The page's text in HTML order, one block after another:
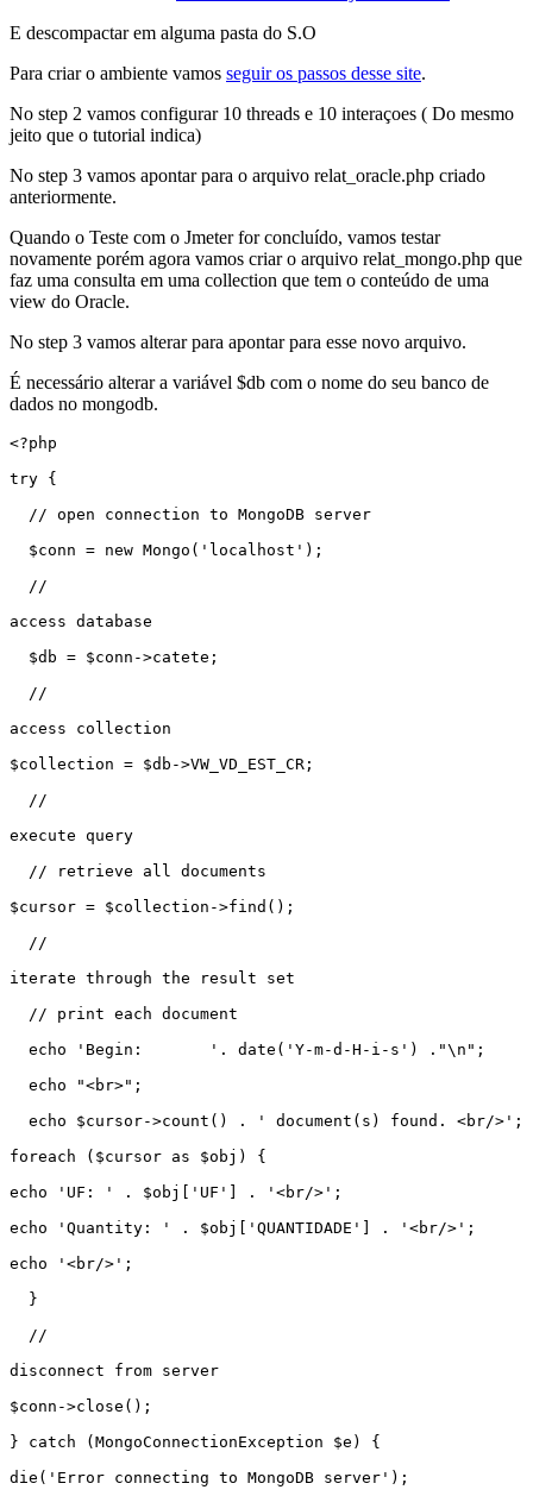
E descompactar em alguma pasta do S.O
Para criar o ambiente vamos seguir os passos desse site.
No step 2 vamos configurar 10 threads e 10 interaçoes ( Do mesmo
jeito que o tutorial indica)
No step 3 vamos apontar para o arquivo relat_oracle.php criado
anteriormente.
Quando o Teste com o Jmeter for concluído, vamos testar
novamente porém agora vamos criar o arquivo relat_mongo.php que
faz uma consulta em uma collection que tem o conteúdo de uma
view do Oracle.
No step 3 vamos alterar para apontar para esse novo arquivo.
É necessário alterar a variável $db com o nome do seu banco de
dados no mongodb.
<?php
try {
// open connection to MongoDB server
$conn = new Mongo('localhost');
//
access database
$db = $conn->catete;
//
access collection
$collection = $db->VW_VD_EST_CR;
//
execute query
// retrieve all documents
$cursor = $collection->find();
//
iterate through the result set
// print each document
echo 'Begin:       '. date('Y-m-d-H-i-s') ."\n";
echo "<br>";
echo $cursor->count() . ' document(s) found. <br/>';
foreach ($cursor as $obj) {
echo 'UF: ' . $obj['UF'] . '<br/>';
echo 'Quantity: ' . $obj['QUANTIDADE'] . '<br/>';
echo '<br/>';
}
//
disconnect from server
$conn->close();
} catch (MongoConnectionException $e) {
die('Error connecting to MongoDB server');